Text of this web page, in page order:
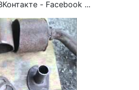
- Facebook ...